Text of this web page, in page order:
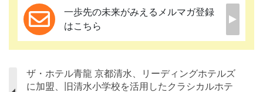
一歩先の未来がみえるメルマガ登録
はこちら
ザ・ホテル青龍 京都清水、リーディングホテルズ
に加盟、旧清水小学校を活用したクラシカルホテ